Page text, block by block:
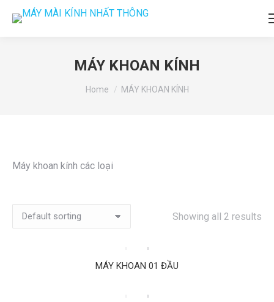
MÁY KHOAN KÍNH
You are here:
Home MÁY KHOAN KÍNH
Máy khoan kính các loại
Showing all 2 results
MÁY KHOAN 01 ĐẦU